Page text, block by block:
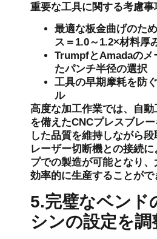
重要な工具に関する考慮事
最適な板金曲げのた
ス＝1.0～1.2×材料厚
TrumpfとAmadaのメ
たパンチ半径の選択
工具の早期摩耗を防
ル
高度な加工作業では、自
を備えたCNCプレスブレ
した品質を維持しながら段
レーザー切断機との接続
プでの製造が可能となり
効率的に生産することがで
5.完璧なベンド
シンの設定を調